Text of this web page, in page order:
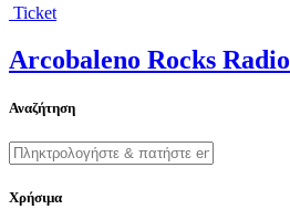
Ticket
Arcobaleno Rocks Radio
Αναζήτηση
Χρήσιμα